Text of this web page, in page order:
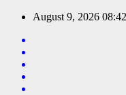
Zum
springen
August 9, 2026 08:42